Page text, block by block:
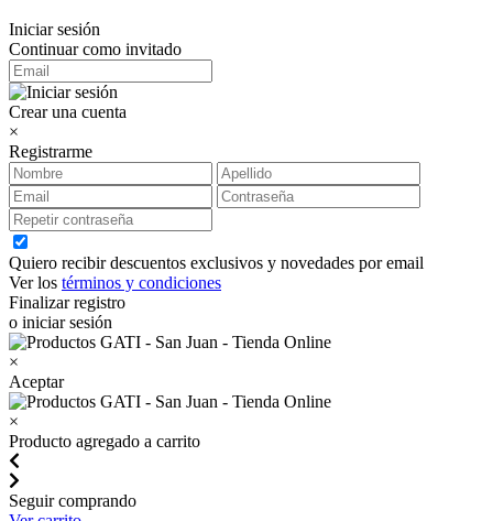
Iniciar sesión
Continuar como invitado
Crear una cuenta
×
Registrarme
Quiero recibir descuentos exclusivos y novedades por email
Ver los términos y condiciones
Finalizar registro
o iniciar sesión
×
Aceptar
×
Producto agregado a carrito
Seguir comprando